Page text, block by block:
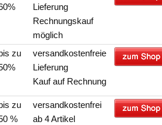
Lieferung
Rechnungskauf
möglich
zu
versandkostenfreie
Lieferung
Kauf auf Rechnung
zu
%
versandkostenfrei
ab 4 Artikel